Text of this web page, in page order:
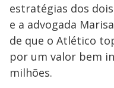
estratégias dos
e a advogada
de que o Atlético
por um valor bem
milhões.